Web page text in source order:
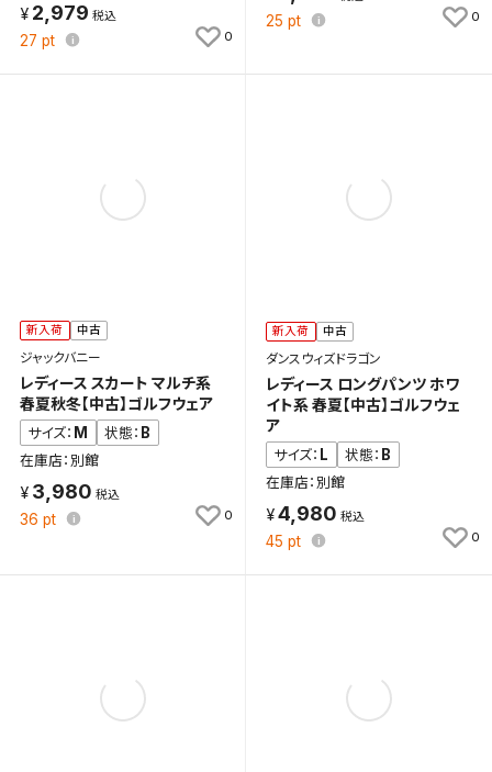
2,979
27 pt 0
25 pt 0
新入荷 中古
ジャックバニー
レディース スカート マルチ系
春夏秋冬【中古】ゴルフウェア
サイズ： M 状態： B
在庫店：別館
3,980
36 pt 0
新入荷 中古
ダンスウィズドラゴン
レディース ロングパンツ ホワ
イト系 春夏【中古】ゴルフウェ
ア
サイズ： L 状態： B
在庫店：別館
4,980
45 pt 0
新着通知を「する」にすると、この条件に一致する商品
が入荷した際に、メール及びお客様のアカウント内の
件一覧」から画面を表示し、条件を変更の上、保存し直
してください。
保存する
キャンセル
検索条件を保存
索条件一覧」で確認できます。